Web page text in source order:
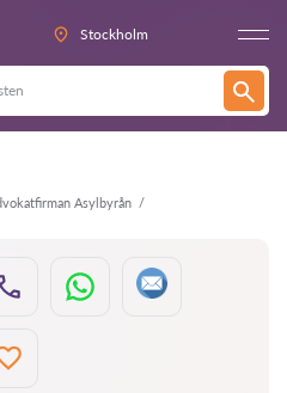
Stockholm
Asylbyrån